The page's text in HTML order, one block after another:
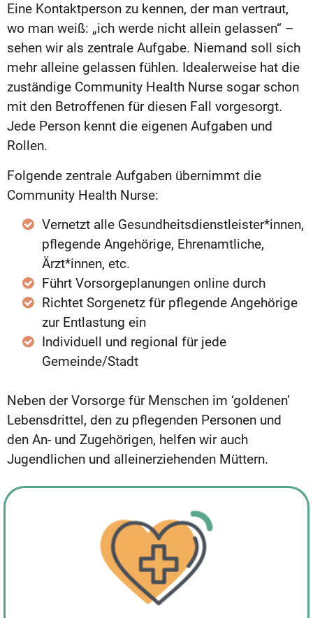
Eine Kontaktperson zu kennen, der man vertraut,
wo man weiß: „ich werde nicht allein gelassen“ –
sehen wir als zentrale Aufgabe. Niemand soll sich
mehr alleine gelassen fühlen. Idealerweise hat die
zuständige Community Health Nurse sogar schon
mit den Betroffenen für diesen Fall vorgesorgt.
Jede Person kennt die eigenen Aufgaben und
Rollen.
Folgende zentrale Aufgaben übernimmt die
Community Health Nurse:
Vernetzt alle Gesundheitsdienstleister*innen,
pflegende Angehörige, Ehrenamtliche,
Ärzt*innen, etc.
Führt Vorsorgeplanungen online durch
Richtet Sorgenetz für pflegende Angehörige
zur Entlastung ein
Individuell und regional für jede
Gemeinde/Stadt
Neben der Vorsorge für Menschen im ‘goldenen’
Lebensdrittel, den zu pflegenden Personen und
den An- und Zugehörigen, helfen wir auch
Jugendlichen und alleinerziehenden Müttern.